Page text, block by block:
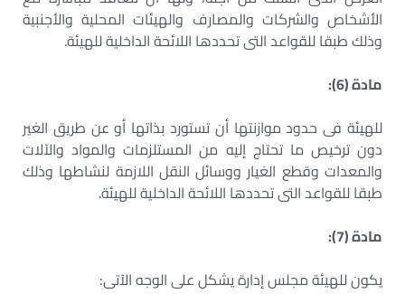
الأشخاص والشركات والمصارف والهيئات المحلية والأجنبية
وذلك طبقا للقواعد التى تحددها اللائحة الداخلية للهيئة.
مادة (6):
للهيئة فى حدود موازنتها أن تستورد بذاتها أو عن طريق الغير
دون ترخيص ما تحتاج إليه من المستلزمات والمواد والآلات
والمعدات وقطع الغيار ووسائل النقل اللازمة لنشاطها وذلك
طبقا للقواعد التى تحددها اللائحة الداخلية للهيئة.
مادة (7):
يكون للهيئة مجلس إدارة يشكل على الوجه الآتى: